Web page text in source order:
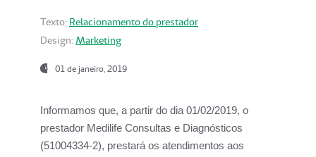
Texto: Relacionamento do prestador
Design: Marketing
01 de janeiro, 2019
Informamos que, a partir do dia 01/02/2019, o
prestador Medilife Consultas e Diagnósticos
(51004334-2), prestará os atendimentos aos